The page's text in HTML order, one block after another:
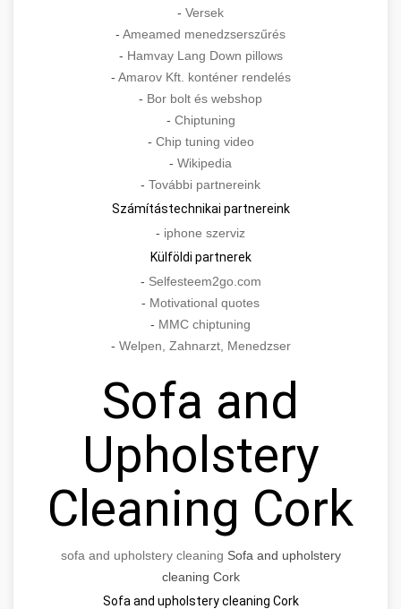
- Versek
- Ameamed menedzserszűrés
- Hamvay Lang Down pillows
- Amarov Kft. konténer rendelés
- Bor bolt és webshop
- Chiptuning
- Chip tuning video
- Wikipedia
- További partnereink
Számítástechnikai partnereink
- iphone szerviz
Külföldi partnerek
- Selfesteem2go.com
- Motivational quotes
- MMC chiptuning
- Welpen, Zahnarzt, Menedzser
Sofa and
Upholstery
Cleaning Cork
sofa and upholstery cleaning Sofa and upholstery
cleaning Cork
Sofa and upholstery cleaning Cork